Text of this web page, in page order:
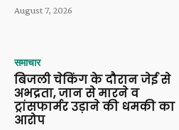
August 7, 2026
समाचार
बिजली चेकिंग के दौरान जेई से
अभद्रता, जान से मारने व
ट्रांसफार्मर उड़ाने की धमकी का
आरोप